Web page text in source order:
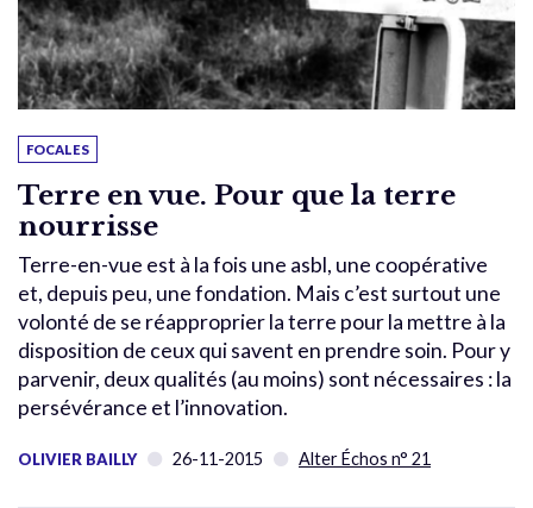
FOCALES
Terre en vue. Pour que la terre
nourrisse
Terre-en-vue est à la fois une asbl, une coopérative
et, depuis peu, une fondation. Mais c’est surtout une
volonté de se réapproprier la terre pour la mettre à la
disposition de ceux qui savent en prendre soin. Pour y
parvenir, deux qualités (au moins) sont nécessaires : la
persévérance et l’innovation.
OLIVIER BAILLY 26-11-2015 Alter Échos n° 21